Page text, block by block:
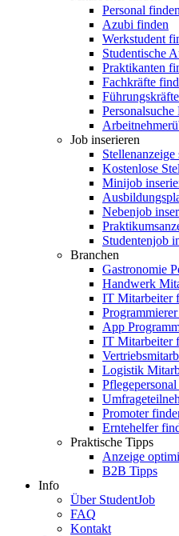
Personal finden
Azubi finden
Werkstudent
Studentische
Praktikanten
Fachkräfte
Personalsuche
Job inserieren
Stellenanzeige
Kostenlose
Minijob
Nebenjob
Studentenjob
Branchen
Gastronomie
Handwerk
IT Mitarbeiter
App
IT Mitarbeiter
Logistik
Promoter
Erntehelfer
Praktische Tipps
Anzeige
B2B Tipps
Info
Über StudentJob
FAQ
Kontakt